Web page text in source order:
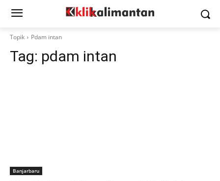
Topik Pdam intan
Tag: pdam intan
Banjarbaru